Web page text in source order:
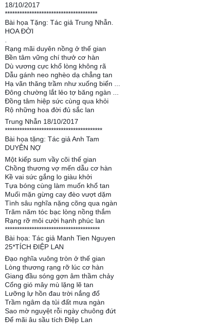
18/10/2017
**************************************
Bài họa Tặng: Tác giả Trung Nhẫn.
HOA ĐỜI
Rạng mãi duyên nồng ở thế gian
Bền tâm vững chí thưở cơ hàn
Dù vương cực khổ lòng không rã
Dẫu gánh neo nghèo dạ chẳng tan
Hạ vãn thăng trầm như xuống biển ...
Đông chường lắt lẻo tợ băng ngàn ...
Đồng tâm hiệp sức cùng qua khỏi
Rộ những hoa đời đủ sắc lan
Trung Nhẫn 18/10/2017
****************************************
Bài họa tặng: Tác giả Anh Tam
DUYÊN NỢ
Một kiếp sum vầy cõi thế gian
Chồng thương vợ mến dẫu cơ hàn
Kề vai sức gắng lo giàu khởi
Tựa bóng cùng làm muốn khổ tan
Muối mặn gừng cay đèo vượt dặm
Tình sâu nghĩa nặng cõng qua ngàn
Trăm năm tóc bạc lòng nồng thắm
Rạng rỡ môi cười hạnh phúc lan
***************************************
Bài họa: Tác giả Manh Tien Nguyen
25*TÍCH ĐIỆP LAN
Đạo nghĩa vuông tròn ở thế gian
Lòng thương rạng rỡ lúc cơ hàn
Giang đầu sóng gợn âm thầm chảy
Cổng gió mây mù lặng lẽ tan
Lưỡng lự hồn đau trời nắng đổ
Trầm ngâm dạ tủi đất mưa ngàn
Sao mờ nguyệt rỗi ngày chuông đứt
Để mãi âu sầu tích Điệp Lan